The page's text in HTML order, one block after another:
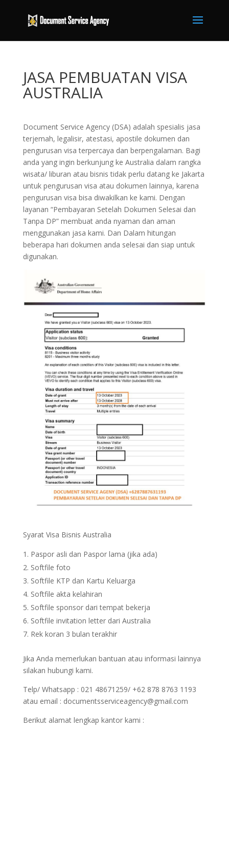
JASA PEMBUATAN VISA
AUSTRALIA
Document Service Agency (DSA) adalah spesialis jasa
terjemah, legalisir, atestasi, apostile dokumen dan
pengurusan visa terpercaya dan berpengalaman. Bagi
anda yang ingin berkunjung ke Australia dalam rangka
wisata/ liburan atau bisnis tidak perlu datang ke Jakarta
untuk pengurusan visa atau dokumen lainnya, karena
pengurusan visa bisa diwakilkan ke kami. Dengan
layanan “Pembayaran Setelah Dokumen Selesai dan
Tanpa DP” membuat anda nyaman dan aman
menggunakan jasa kami. Dan Dalam hitungan
beberapa hari dokumen anda selesai dan siap untuk
digunakan.
Syarat Visa Bisnis Australia
Paspor asli dan Paspor lama (jika ada)
Softfile foto
Softfile KTP dan Kartu Keluarga
Softfile akta kelahiran
Softfile sponsor dari tempat bekerja
Softfile invitation letter dari Australia
Rek koran 3 bulan terakhir
Jika Anda memerlukan bantuan atau informasi lainnya
silakan hubungi kami.
Telp/ Whatsapp : 021 48671259/ +62 878 8763 1193
atau email : documentsserviceagency@gmail.com
Berikut alamat lengkap kantor kami :